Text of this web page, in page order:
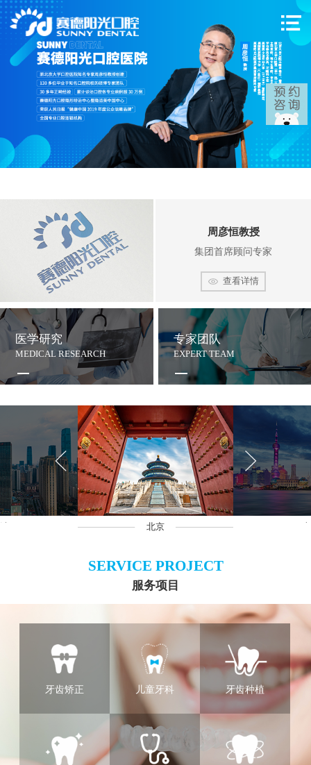
周彦恒教授
集团首席顾问专家
查看详情
医学研究
MEDICAL RESEARCH
专家团队
EXPERT TEAM
北京
SERVICE PROJECT
服务项目
牙齿矫正 儿童牙科 牙齿种植